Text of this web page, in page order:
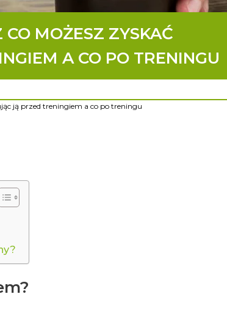
MOŻESZ ZYSKAĆ
A CO PO TRENINGU
ją przed treningiem a co po treningu